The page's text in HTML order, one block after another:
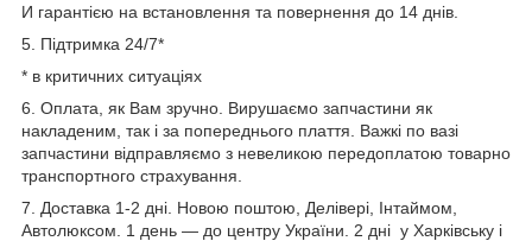
И гарантією на встановлення та повернення до 14 днів.
5. Підтримка 24/7*
* в критичних ситуаціях
6. Оплата, як Вам зручно. Вирушаємо запчастини як
накладеним, так і за попереднього плаття. Важкі по вазі
запчастини відправляємо з невеликою передоплатою товарно
транспортного страхування.
7. Доставка 1-2 дні. Новою поштою, Делівері, Інтаймом,
Автолюксом. 1 день — до центру України. 2 дні у Харківську і